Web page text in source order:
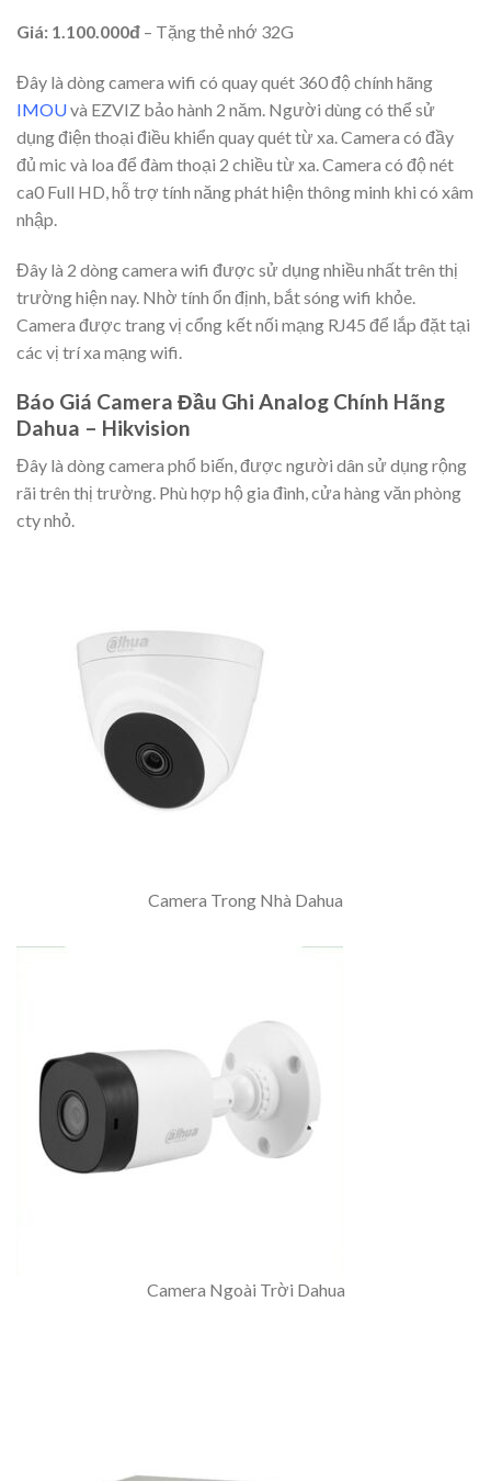
Giá: 1.100.000đ – Tặng thẻ nhớ 32G
Đây là dòng camera wifi có quay quét 360 độ chính hãng
IMOUvà EZVIZ bảo hành 2 năm. Người dùng có thể sử
dụng điện thoại điều khiển quay quét từ xa. Camera có đầy
đủ mic và loa để đàm thoại 2 chiều từ xa. Camera có độ nét
ca0 Full HD, hỗ trợ tính năng phát hiện thông minh khi có xâm
nhập.
Đây là 2 dòng camera wifi được sử dụng nhiều nhất trên thị
trường hiện nay. Nhờ tính ổn định, bắt sóng wifi khỏe.
Camera được trang vị cổng kết nối mạng RJ45 để lắp đặt tại
các vị trí xa mạng wifi.
Báo Giá Camera Đầu Ghi Analog Chính Hãng
Dahua – Hikvision
Đây là dòng camera phổ biến, được người dân sử dụng rộng
rãi trên thị trường. Phù hợp hộ gia đình, cửa hàng văn phòng
cty nhỏ.
Camera Trong Nhà Dahua
Camera Ngoài Trời Dahua